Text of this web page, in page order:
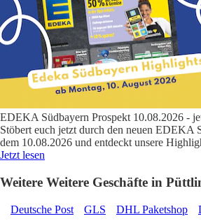
EDEKA Südbayern Prospekt 10.08.2026 -
Stöbert euch jetzt durch den neuen EDEKA
dem 10.08.2026 und entdeckt unsere
Jetzt lesen
Weitere Weitere Geschäfte in
Deutsche Post GLS DHL Paketshop